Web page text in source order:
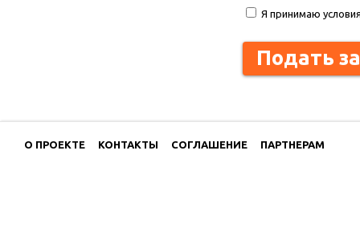
Я принимаю
Подать
О ПРОЕКТЕ КОНТАКТЫ СОГЛАШЕНИЕ ПАРТНЕРАМ